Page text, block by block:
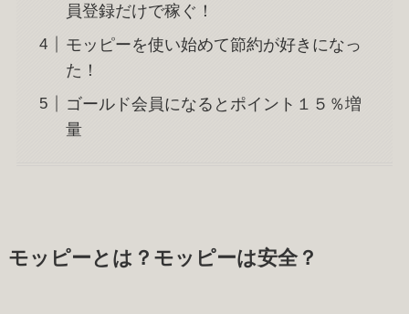
員登録だけで稼ぐ！
モッピーを使い始めて節約が好きになっ
た！
ゴールド会員になるとポイント１５％増
量
モッピーとは？モッピーは安全？